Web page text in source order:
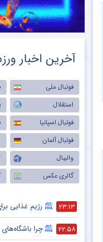
آخرین اخبار
فوتبال ملی
استقلال
فوتبال اسپانیا
فوتبال آلمان
والیبال
گالری عکس
۲۳:۱۳ رژیم غذایی برای
۲۲:۵۸ چرا